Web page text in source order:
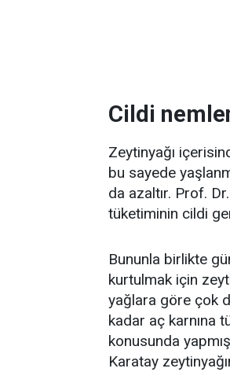
Cildi
Zeytinyağı
bu sayede
da azaltır. Prof.
tüketiminin cildi
Bununla birlikte
kurtulmak için
yağlara göre çok
kadar aç karnına
konusunda
Karatay